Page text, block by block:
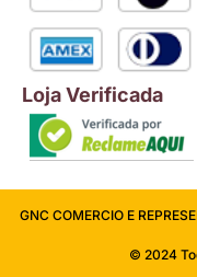
Loja Verificada
GNC COMERCIO E
© 2024